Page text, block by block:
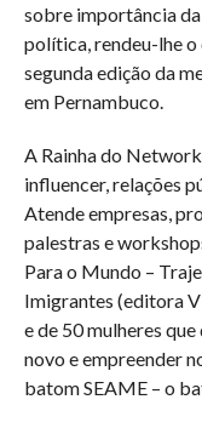
sobre importância
política, rendeu-lhe o
segunda edição da
em Pernambuco.
A Rainha do
influencer, relações
Atende empresas,
palestras e
Para o Mundo –
Imigrantes (editora
e de 50 mulheres
novo e empreender
batom SEAME­ – o